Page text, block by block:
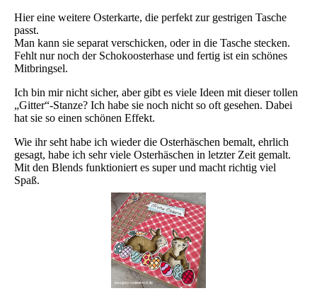
Hier eine weitere Osterkarte, die perfekt zur gestrigen Tasche
passt.
Man kann sie separat verschicken, oder in die Tasche stecken.
Fehlt nur noch der Schokoosterhase und fertig ist ein schönes
Mitbringsel.
Ich bin mir nicht sicher, aber gibt es viele Ideen mit dieser tollen
„Gitter“-Stanze? Ich habe sie noch nicht so oft gesehen. Dabei
hat sie so einen schönen Effekt.
Wie ihr seht habe ich wieder die Osterhäschen bemalt, ehrlich
gesagt, habe ich sehr viele Osterhäschen in letzter Zeit gemalt.
Mit den Blends funktioniert es super und macht richtig viel
Spaß.